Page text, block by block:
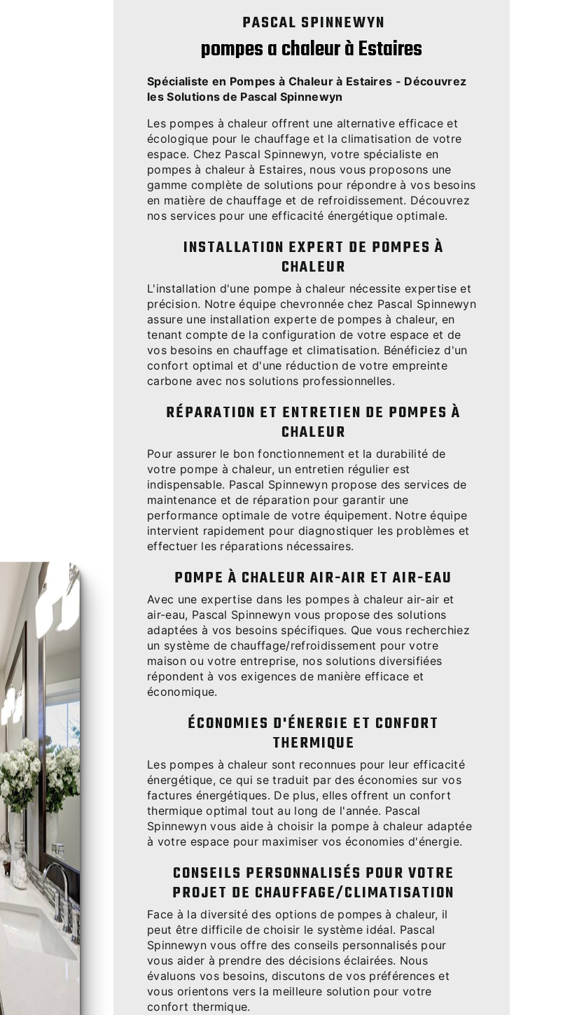
PASCAL SPINNEWYN
pompes a chaleur à Estaires
Spécialiste en Pompes à Chaleur à Estaires - Découvrez
les Solutions de Pascal Spinnewyn
Les pompes à chaleur offrent une alternative efficace et
écologique pour le chauffage et la climatisation de votre
espace. Chez Pascal Spinnewyn, votre spécialiste en
pompes à chaleur à Estaires, nous vous proposons une
gamme complète de solutions pour répondre à vos besoins
en matière de chauffage et de refroidissement. Découvrez
nos services pour une efficacité énergétique optimale.
INSTALLATION EXPERT DE POMPES À
CHALEUR
L'installation d'une pompe à chaleur nécessite expertise et
précision. Notre équipe chevronnée chez Pascal Spinnewyn
assure une installation experte de pompes à chaleur, en
tenant compte de la configuration de votre espace et de
vos besoins en chauffage et climatisation. Bénéficiez d'un
confort optimal et d'une réduction de votre empreinte
carbone avec nos solutions professionnelles.
RÉPARATION ET ENTRETIEN DE POMPES À
CHALEUR
Pour assurer le bon fonctionnement et la durabilité de
votre pompe à chaleur, un entretien régulier est
indispensable. Pascal Spinnewyn propose des services de
maintenance et de réparation pour garantir une
performance optimale de votre équipement. Notre équipe
intervient rapidement pour diagnostiquer les problèmes et
effectuer les réparations nécessaires.
POMPE À CHALEUR AIR-AIR ET AIR-EAU
Avec une expertise dans les pompes à chaleur air-air et
air-eau, Pascal Spinnewyn vous propose des solutions
adaptées à vos besoins spécifiques. Que vous recherchiez
un système de chauffage/refroidissement pour votre
maison ou votre entreprise, nos solutions diversifiées
répondent à vos exigences de manière efficace et
économique.
ÉCONOMIES D'ÉNERGIE ET CONFORT
THERMIQUE
Les pompes à chaleur sont reconnues pour leur efficacité
énergétique, ce qui se traduit par des économies sur vos
factures énergétiques. De plus, elles offrent un confort
thermique optimal tout au long de l'année. Pascal
Spinnewyn vous aide à choisir la pompe à chaleur adaptée
à votre espace pour maximiser vos économies d'énergie.
CONSEILS PERSONNALISÉS POUR VOTRE
PROJET DE CHAUFFAGE/CLIMATISATION
Face à la diversité des options de pompes à chaleur, il
peut être difficile de choisir le système idéal. Pascal
Spinnewyn vous offre des conseils personnalisés pour
vous aider à prendre des décisions éclairées. Nous
évaluons vos besoins, discutons de vos préférences et
vous orientons vers la meilleure solution pour votre
confort thermique.